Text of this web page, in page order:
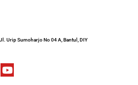
Jl. Urip Sumoharjo No 04 A, Bantul, DIY